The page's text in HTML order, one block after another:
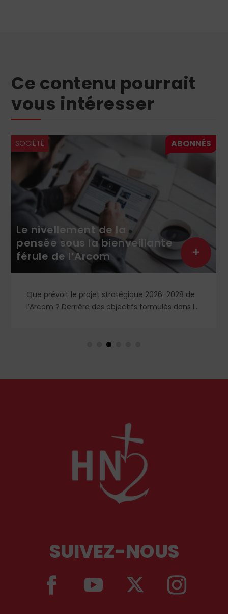
Ce contenu pourrait
vous intéresser
SOCIÉTÉ
Le nivellement de la
pensée sous la bienveillante
férule de l’Arcom
Que prévoit le projet stratégique 2026-2028 de
l’Arcom ? Derrière des objectifs formulés dans le
un système liberticide de surveillance et de
+
SUIVEZ-NOUS